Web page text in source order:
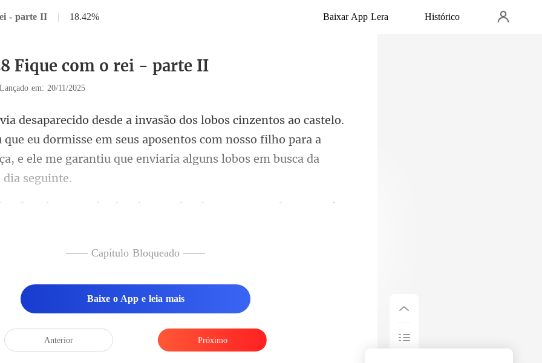
- parte II | 18.42% Baixar App Lera Histórico
Fique com o rei - parte II
Lançado em: 20/11/2025
eu dormisse em seus aposentos com nosso filho para a
as janelas amplas do quarto, me d
—— Capítulo Bloqueado ——
Baixe o App e leia mais
Anterior Próximo